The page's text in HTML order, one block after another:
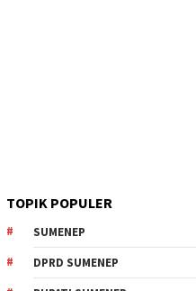
TOPIK POPULER
SUMENEP
DPRD SUMENEP